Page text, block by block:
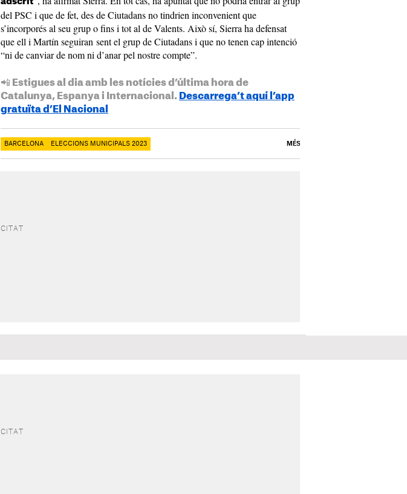
del PSC i que de fet, des de Ciutadans no tindrien inconvenient que
s’incorporés al seu grup o fins i tot al de Valents. Això sí, Sierra ha defensat
que ell i Martín seguiran sent el grup de Ciutadans i que no tenen cap intenció
“ni de canviar de nom ni d’anar pel nostre compte”.
📲 Estigues al dia amb les notícies d’última hora de
Catalunya, Espanya i Internacional. Descarrega’t aquí l’app
gratuïta d’El Nacional
BARCELONA ELECCIONS MUNICIPALS 2023 MÉS